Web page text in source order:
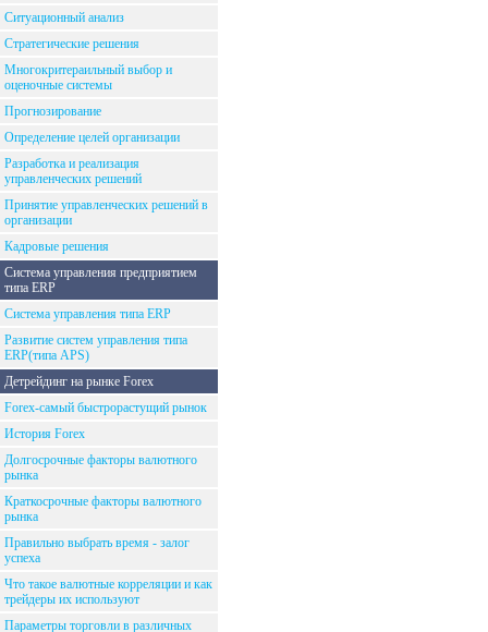
Ситуационный анализ
Стратегические решения
Многокритераильный выбор и
оценочные системы
Прогнозирование
Определение целей организации
Разработка и реализация
управленческих решений
Принятие управленческих решений в
организации
Кадровые решения
Система управления предприятием
типа ERP
Система управления типа ERP
Развитие систем управления типа
ERP(типа APS)
Детрейдинг на рынке Forex
Forex-самый быстрорастущий рынок
История Forex
Долгосрочные факторы валютного
рынка
Краткосрочные факторы валютного
рынка
Правильно выбрать время - залог
успеха
Что такое валютные корреляции и как
трейдеры их используют
Параметры торговли в различных